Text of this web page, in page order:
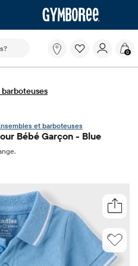
ci-dessous filtre les
Qu'est-
que
cherches?
0
barboteuses
et barboteuses
Bébé Garçon - Blue